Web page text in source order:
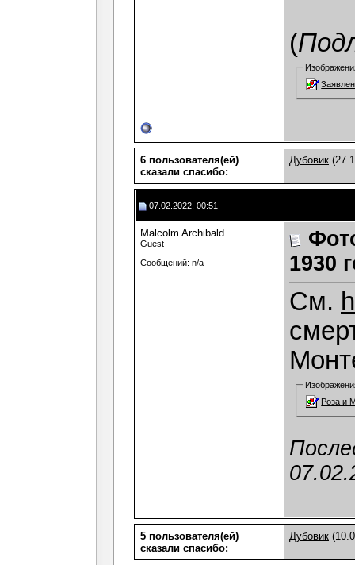
(
6 пользователя(ей)
сказали cпасибо:
Дубовик
07.02.2022, 00:51
Malcolm Archibald
Guest
Сообщений: n/a
1930
См.
Роза и
5 пользователя(ей)
сказали cпасибо:
Дубовик